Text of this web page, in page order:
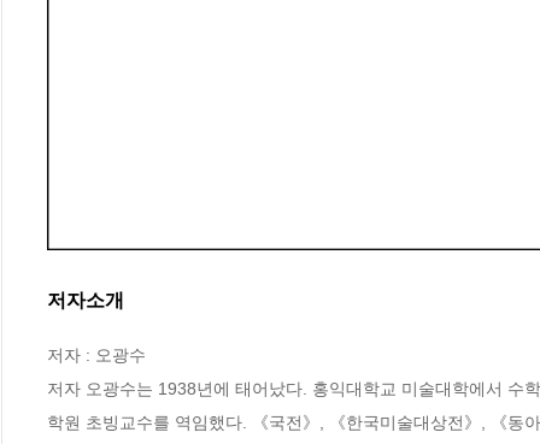
저자소개
저자 : 오광수
저자 오광수는 1938년에 태어났다. 홍익대학교 미술대학에서 수
학원 초빙교수를 역임했다. 《국전》, 《한국미술대상전》, 《동